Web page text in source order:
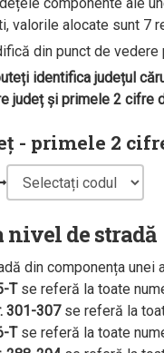
valorile alocate sunt 7
din punct de
identifica județul
județ și primele 2 cifre
- primele 2
nivel de stradă
din componența
Tse referă la toate
301-307se referă la
Tse referă la toate